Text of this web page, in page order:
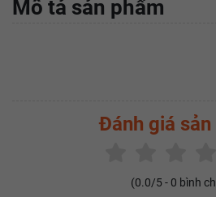
Mô tả sản phẩm
Đánh giá sản
(0.0/5 - 0 bình